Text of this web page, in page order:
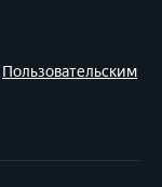
Пользовательским